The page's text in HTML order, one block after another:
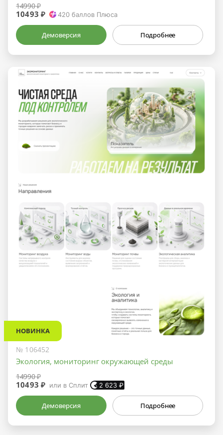
14990 ₽
10493 ₽ 420 баллов Плюса
Демоверсия Подробнее
НОВИНКА
№ 106452
Экология, мониторинг окружающей среды
14990 ₽
10493 ₽ или в Сплит 2 623 ₽
Демоверсия Подробнее